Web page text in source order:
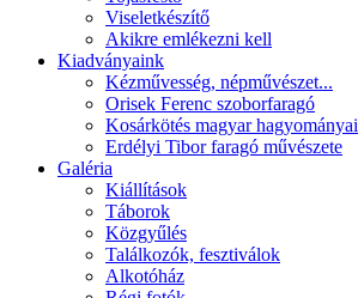
Viseletkészítő
Akikre emlékezni kell
Kiadványaink
Kézművesség, népművészet...
Orisek Ferenc szoborfaragó
Kosárkötés magyar hagyományai
Erdélyi Tibor faragó művészete
Galéria
Kiállítások
Táborok
Közgyűlés
Találkozók, fesztiválok
Alkotóház